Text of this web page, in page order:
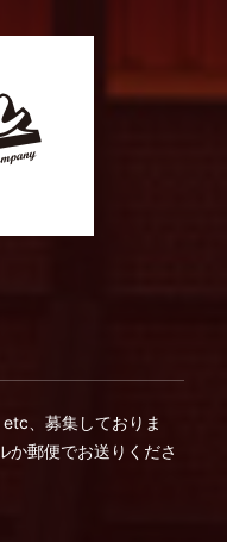
、募集しておりま
か郵便でお送りくださ